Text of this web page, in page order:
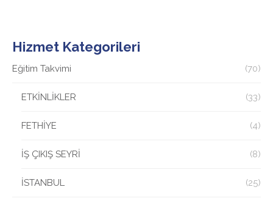
Hizmet Kategorileri
Eğitim Takvimi (70)
ETKİNLİKLER (33)
FETHİYE (4)
İŞ ÇIKIŞ SEYRİ (8)
İSTANBUL (25)